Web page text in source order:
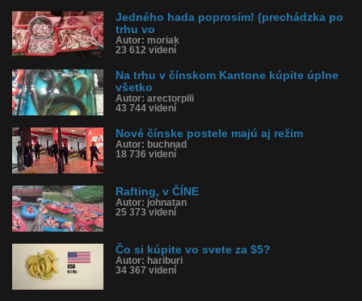
Kategória: cestovanie
Tagy: čína, trh, koronavírus, hlodavce, pôvod koronavírusu,
humus, trhovisko, trhy
História sledovanosti videa:
Jedného hada poprosím! (prechádzka po
trhu vo
Autor: moriak
23 612 videní
Na trhu v čínskom Kantone kúpite úplne
všetko
Autor: arectorpili
43 744 videní
Nové čínske postele majú aj režim
Autor: buchnad
18 736 videní
Rafting, v ČÍNE
Autor: johnatan
25 373 videní
Čo si kúpite vo svete za $5?
Autor: hariburi
34 367 videní